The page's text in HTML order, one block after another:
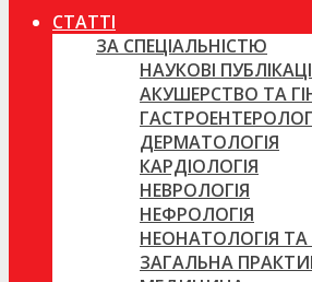
СТАТТІ
ЗА СПЕЦІАЛЬНІСТЮ
НАУКОВІ
АКУШЕРСТВО ТА
ДЕРМАТОЛОГІЯ
КАРДІОЛОГІЯ
НЕВРОЛОГІЯ
НЕФРОЛОГІЯ
НЕОНАТОЛОГІЯ ТА
ЗАГАЛЬНА